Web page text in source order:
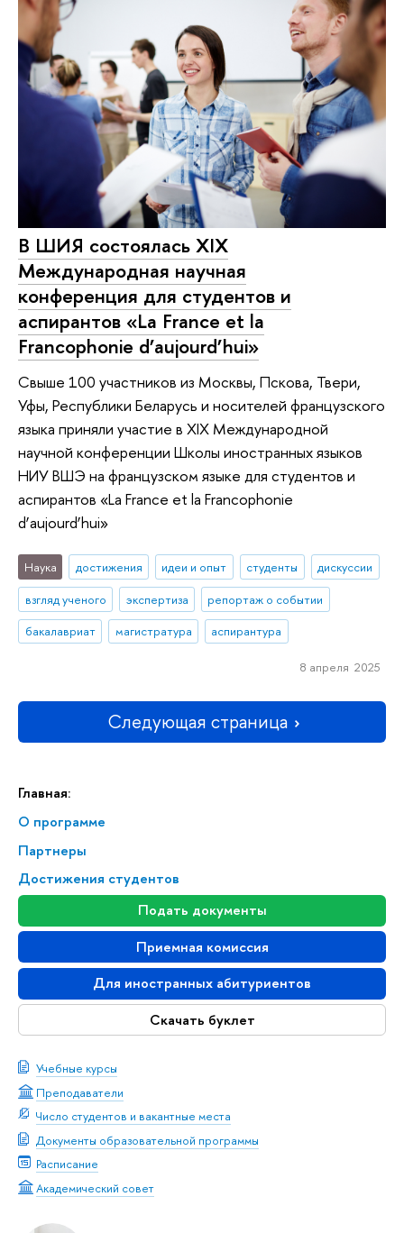
Главная:
О программе
Партнеры
Достижения студентов
Подать документы
Приемная комиссия
Для иностранных абитуриентов
Скачать буклет
Учебные курсы
Преподаватели
Число студентов и вакантные места
Документы образовательной программы
Расписание
Академический совет
В ШИЯ состоялась XIX
Международная научная
конференция для студентов и
аспирантов «La France et la
Francophonie d’aujourd’hui»
Свыше 100 участников из Москвы, Пскова, Твери,
Уфы, Республики Беларусь и носителей французского
языка приняли участие в XIX Международной
научной конференции Школы иностранных языков
НИУ ВШЭ на французском языке для студентов и
аспирантов «La France et la Francophonie
d’aujourd’hui»
Наука достижения идеи и опыт студенты
дискуссии
взгляд ученого
экспертиза
репортаж о событии
бакалавриат
магистратура аспирантура
8 апреля 2025
Следующая страница